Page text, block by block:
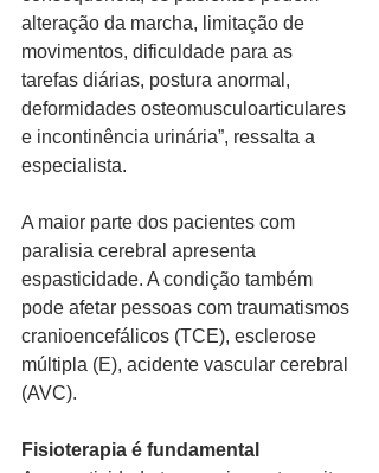
alteração da marcha, limitação de
movimentos, dificuldade para as
tarefas diárias, postura anormal,
deformidades osteomusculoarticulares
e incontinência urinária”, ressalta a
especialista.
A maior parte dos pacientes com
paralisia cerebral apresenta
espasticidade. A condição também
pode afetar pessoas com traumatismos
cranioencefálicos (TCE), esclerose
múltipla (E), acidente vascular cerebral
(AVC).
Fisioterapia é fundamental